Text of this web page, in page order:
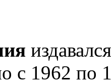
с 1962 по